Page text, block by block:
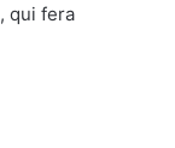
qui fera